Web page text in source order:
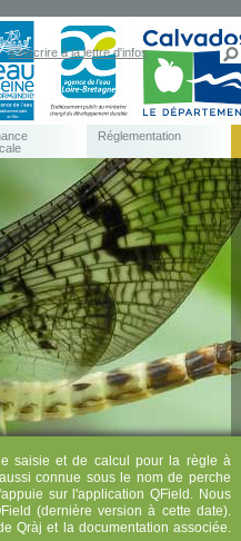
s'inscrire à la lettre d'infos
Réglementation
saisie et de calcul pour la règle à
connue sous le nom de perche
sur l'application QField. Nous
(dernière version à cette date).
Qràj et la documentation associée.